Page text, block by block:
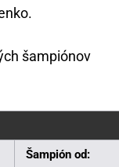
šampiónov
Šampión od: